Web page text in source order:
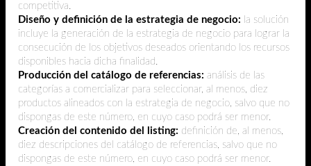
competitiva.
Diseño y definición de la estrategia de negocio: la solución
incluye la generación de la estrategia de negocio para lograr la
consecución de los objetivos deseados orientando los recursos
disponibles hacia dicha finalidad.
Producción del catálogo de referencias: análisis de las
categorías a comercializar para seleccionar, al menos, diez
productos alineados con la estrategia de negocio, salvo que no
dispongas de este número, en cuyo caso podrá ser menor.
Creación del contenido del listing: definición de, al menos,
diez descripciones del catálogo de referencias, salvo que no
dispongas de este número, en cuyo caso podrá ser menor.